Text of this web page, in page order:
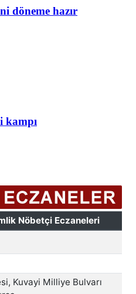
döneme hazır
kampı